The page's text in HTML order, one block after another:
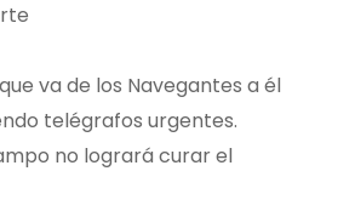
va de los Navegantes a él
telégrafos urgentes.
no logrará curar el